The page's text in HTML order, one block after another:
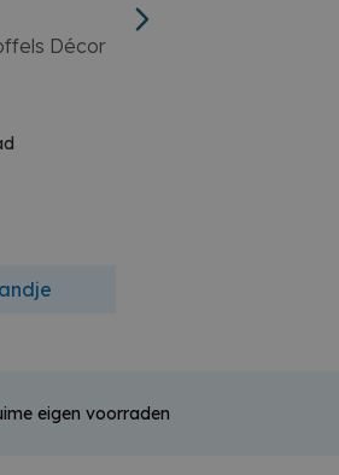
Décor
WD Lifestyle
eigen voorraden